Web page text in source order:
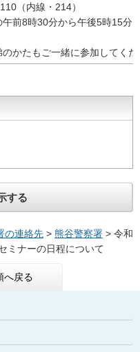
（内線・214）
午前8時30分から午後5時15分
のかたもご一緒に参加してく
する
の連絡先 > 熊谷警察署 > 令和
ミナーの日程について
へ戻る